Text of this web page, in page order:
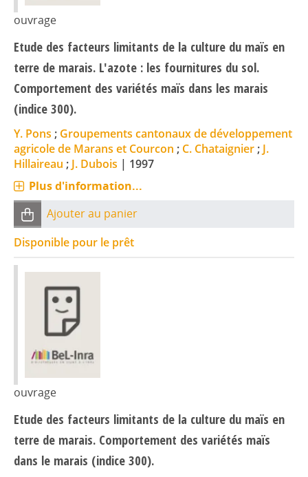
ouvrage
Etude des facteurs limitants de la culture du maïs en
terre de marais. L'azote : les fournitures du sol.
Comportement des variétés maïs dans les marais
(indice 300).
Y. Pons ; Groupements cantonaux de développement
agricole de Marans et Courcon ; C. Chataignier ; J.
Hillaireau ; J. Dubois | 1997
Plus d'information...
Ajouter au panier
Disponible pour le prêt
ouvrage
Etude des facteurs limitants de la culture du maïs en
terre de marais. Comportement des variétés maïs
dans le marais (indice 300).